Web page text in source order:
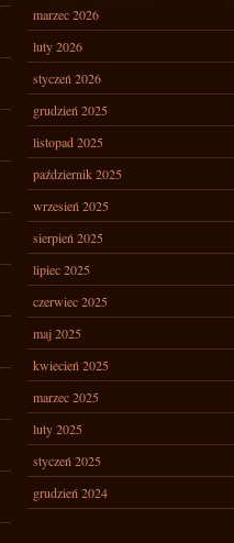
marzec 2026
luty 2026
styczeń 2026
grudzień 2025
listopad 2025
październik 2025
wrzesień 2025
sierpień 2025
lipiec 2025
czerwiec 2025
maj 2025
kwiecień 2025
marzec 2025
luty 2025
styczeń 2025
grudzień 2024